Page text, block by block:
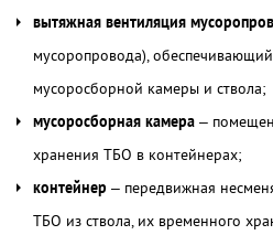
вытяжная вентиляция
мусоропровода),
мусоросборной камеры и ствола;
мусоросборная камера –
хранения ТБО в контейнерах;
контейнер – передвижная
ТБО из ствола, их временного